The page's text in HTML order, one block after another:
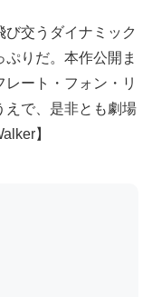
交うダイナミック
りだ。本作公開ま
ート・フォン・リ
えで、是非とも劇場
】